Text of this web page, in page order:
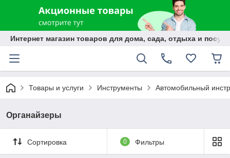
Интернет магазин товаров для дома, сада, отдыха и
Товары и услуги Инструменты Автомобильный
Органайзеры
Сортировка 0 Фильтры